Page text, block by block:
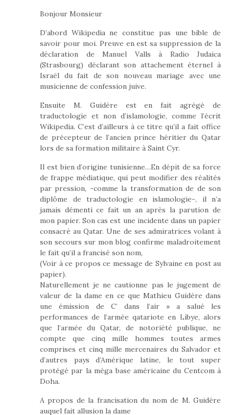
Bonjour Monsieur
D’abord Wikipedia ne constitue pas une bible de
savoir pour moi. Preuve en est sa suppression de la
déclaration de Manuel Valls à Radio Judaica
(Strasbourg) déclarant son attachement éternel à
Israël du fait de son nouveau mariage avec une
musicienne de confession juive.
Ensuite M. Guidère est en fait agrégé de
traductologie et non d’islamologie, comme l’écrit
Wikipedia. C’est d’ailleurs à ce titre qu’il a fait office
de précepteur de l’ancien prince héritier du Qatar
lors de sa formation militaire à Saint Cyr.
Il est bien d’origine tunisienne…En dépit de sa force
de frappe médiatique, qui peut modifier des réalités
par pression, -comme la transformation de de son
diplôme de traductologie en islamologie-, il n’a
jamais démenti ce fait un an après la parution de
mon papier. Son cas est une incidente dans un papier
consacré au Qatar. Une de ses admiratrices volant à
son secours sur mon blog confirme maladroitement
le fait qu’il a francisé son nom,
(Voir à ce propos ce message de Sylvaine en post au
papier).
Naturellement je ne cautionne pas le jugement de
valeur de la dame en ce que Mathieu Guidère dans
une émission de C’ dans l’air » a salué les
performances de l’armée qatariote en Libye, alors
que l’armée du Qatar, de notoriété publique, ne
compte que cinq mille hommes toutes armes
comprises et cinq mille mercenaires du Salvador et
d’autres pays d’Amérique latine, le tout super
protégé par la méga base américaine du Centcom à
Doha.
A propos de la francisation du nom de M. Guidère
auquel fait allusion la dame